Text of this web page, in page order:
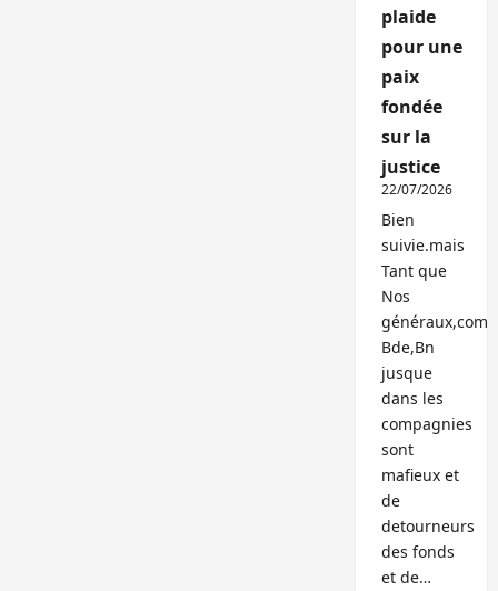
plaide
pour une
paix
fondée
sur la
justice
22/07/2026
Bien
suivie.mais
Tant que
Nos
généraux,com
Bde,Bn
jusque
dans les
compagnies
sont
mafieux et
de
detourneurs
des fonds
et de…